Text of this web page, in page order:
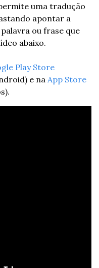
uma tradução
apontar a
ou frase que
abaixo.
Play Store
e na